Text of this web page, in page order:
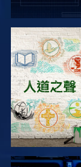
探索系列節目